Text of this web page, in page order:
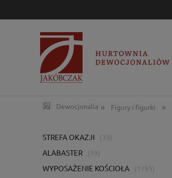
Dewocjonalia » Figury i figurki »
STREFA OKAZJI (33)
ALABASTER (19)
WYPOSAŻENIE KOŚCIOŁA (1195)